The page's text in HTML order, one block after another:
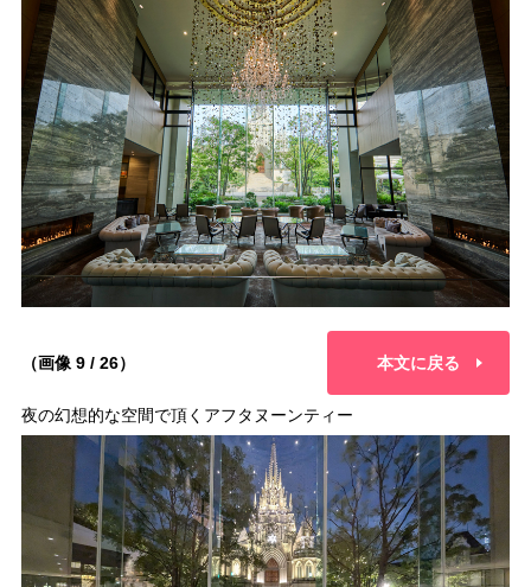
（画像 9 / 26） 本文に戻る
夜の幻想的な空間で頂くアフタヌーンティー